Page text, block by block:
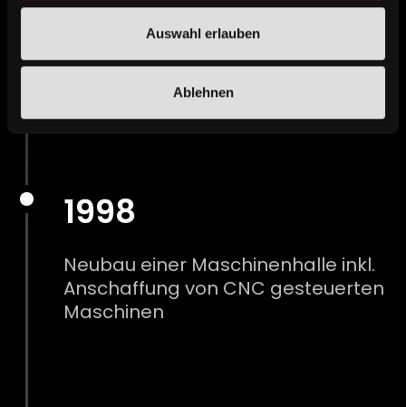
Auswahl erlauben
Ablehnen
Architekten und Privatkunden
1998
Neubau einer Maschinenhalle inkl.
Anschaffung von CNC gesteuerten
Maschinen